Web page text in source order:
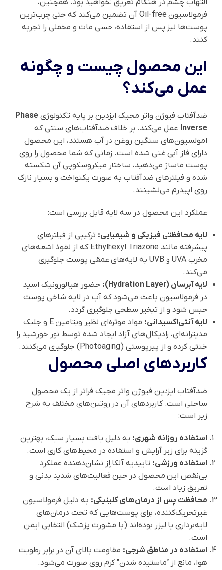
التهاب چشم در هنگام تعریق نخواهید بود. همچنین،
فرمولاسیون Oil-free آن تضمین می‌کند که حتی چرب‌ترین
پوست‌ها نیز پس از استفاده، حسی مات و مخملی را تجربه
کنند.
این محصول چیست و چگونه
عمل می‌کند؟
ضدآفتاب فیوژن واتر مجیک ایزدین بر پایه تکنولوژی Phase
Inverse عمل می‌کند. بر خلاف ضدآفتاب‌های سنتی که
امولسیون‌های سنگین روغن در آب هستند، این محصول
دارای فاز آبی غنی شده است. زمانی که شما محصول را روی
پوست ماساژ می‌دهید، ساختار میکروسکوپی آن شکسته
شده و فیلترهای ضدآفتاب به صورت یکنواخت و بسیار نازک
روی اپیدرم می‌نشینند.
عملکرد این محصول در سه لایه قابل بررسی است:
لایه محافظتی فیزیکی و شیمیایی: ترکیبی از فیلترهای
پیشرفته مانند Ethylhexyl Triazone که از نفوذ اشعه‌های
مخرب UVA و UVB به لایه‌های عمقی پوست جلوگیری
می‌کند.
لایه آبرسان (Hydration Layer):
حضور هیالورونیک اسید
در فرمولاسیون باعث می‌شود که آب در لایه شاخی پوست
حبس شود و از تبخیر سطحی جلوگیری گردد.
لایه آنتی‌اکسیدانی:
مواد موثره‌ای نظیر ویتامین E و جلبک
مدیترانه‌ای، رادیکال‌های آزاد ایجاد شده توسط نور خورشید را
خنثی کرده و از پیرپوستی (Photoaging) جلوگیری می‌کنند.
کاربردهای اصلی محصول
ضدآفتاب ایزدین فیوژن واتر مجیک فراتر از یک محصول
ساحلی است. کاربردهای آن در روتین‌های مختلف به شرح
زیر است:
استفاده روزانه شهری: به دلیل بافت بسیار سبک، بهترین
گزینه برای زیر آرایش و استفاده در محیط‌های کاری است.
استفاده ورزشی: تاییدیه آلکاراز نشان‌دهنده عملکرد
بی‌نقص این محصول در حین فعالیت‌های شدید بدنی و
تعریق زیاد است.
محافظت پس از درمان‌های کلینیکی: به دلیل فرمولاسیون
غیرتحریک‌کننده، برای پوست‌هایی که تحت درمان‌های
لایه‌برداری یا لیزر بوده‌اند (با مشورت پزشک) انتخابی ایمن
است.
استفاده در مناطق شرجی: مقاومت بالای آن در برابر رطوبت
هوا، مانع از “ماستیده شدن” کرم روی صورت می‌شود.